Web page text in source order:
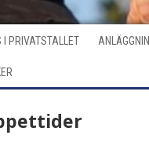
I PRIVATSTALLET